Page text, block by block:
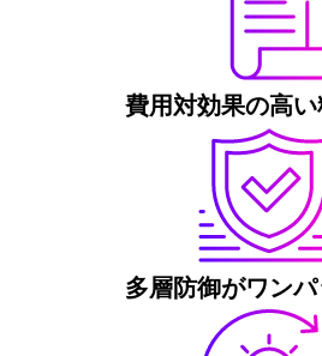
費用対効果の高
多層防御がワン